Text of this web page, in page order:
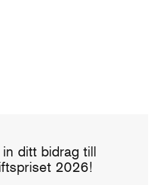
ditt bidrag till
2026!